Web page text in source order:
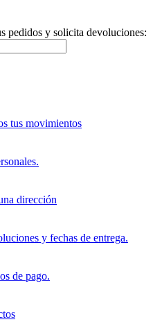
pedidos y solicita devoluciones:
tus movimientos
dirección
y fechas de entrega.
de pago.